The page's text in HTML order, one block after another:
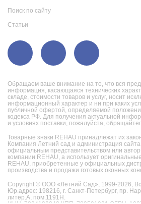
Обращаем ваше внимание на то, что вся
информация, касающаяся технических
складе, стоимости товаров и услуг, носит
информационный характер и ни при каких
публичной офертой, определяемой
кодекса РФ. Для получения актуальной
и условиях поставки, пожалуйста,
Товарные знаки REHAU принадлежат их
Компания Летний сад и администрация
официальным представительством или
компании REHAU, а использует
REHAU, приобретенные у официальных
производства и продажи готовых оконных
Copyright © ООО «Летний Сад», 1999-2026,
Юр.адрес: 198216, г. Санкт-Петербург, пр.
литер.А, пом.1191Н.
Поиск по сайту
Статьи